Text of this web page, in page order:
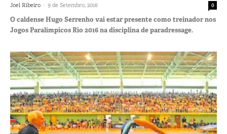
Joel Ribeiro - 9 de Setembro, 2016 0
O caldense Hugo Serrenho vai estar presente como treinador nos
Jogos Paralímpicos Rio 2016 na disciplina de paradressage.